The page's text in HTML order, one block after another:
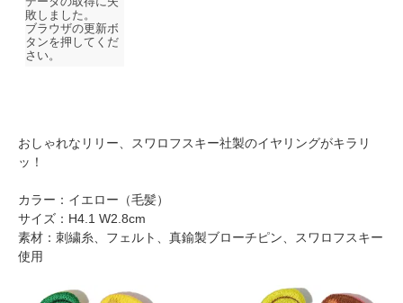
おしゃれなリリー、スワロフスキー社製のイヤリングがキラリ
ッ！
カラー：イエロー（毛髪）
サイズ：H4.1 W2.8cm
素材：刺繍糸、フェルト、真鍮製ブローチピン、スワロフスキー
使用